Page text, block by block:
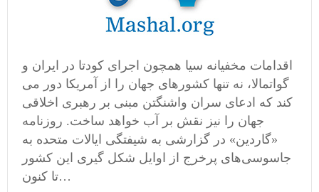
اقدامات مخفیانه سیا همچون اجرای کودتا در ایران و
گواتمالا، نه تنها کشورهای جهان را از آمریکا دور می
کند که ادعای سران واشنگتن مبنی بر رهبری اخلاقی
جهان را نیز نقش بر آب خواهد ساخت. روزنامه
«گاردین» در گزارشی به شیفتگی ایالات متحده به
جاسوسی‌های پرخرج از اوایل شکل گیری این کشور
تا کنون…